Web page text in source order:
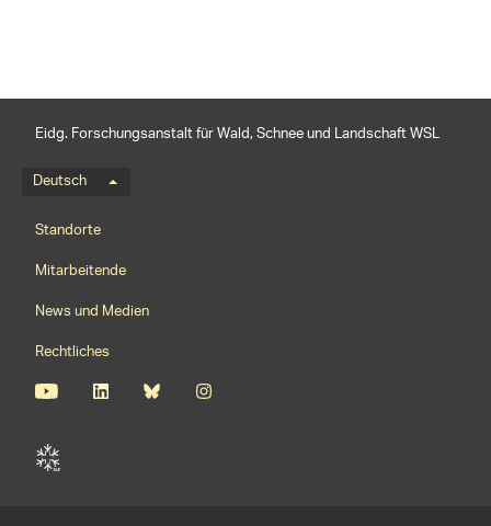
Eidg. Forschungsanstalt für Wald, Schnee und Landschaft WSL
Sprachmenü
Deutsch
Footernavigation
Standorte
Mitarbeitende
News und Medien
Rechtliches